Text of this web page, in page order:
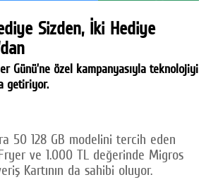
Sizden, İki Hediye
Günü’ne özel kampanyasıyla teknolojiyi
getiriyor.
50 128 GB modelini tercih eden
ve 1.000 TL değerinde Migros
Kartının da sahibi oluyor.